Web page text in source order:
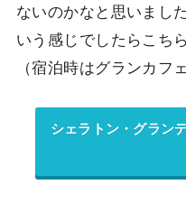
ないのかなと思いまし
いう感じでしたらこち
（宿泊時はグランカフ
シェラトン・グラン